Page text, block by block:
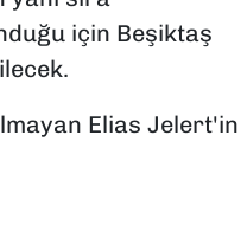
için Beşiktaş
Elias Jelert'in